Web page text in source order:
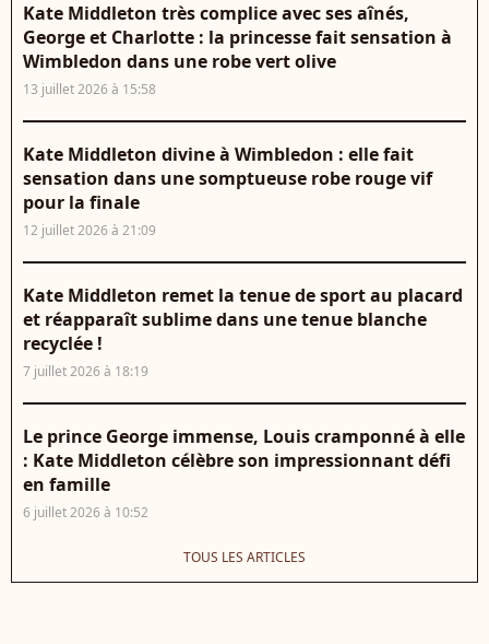
Kate Middleton très complice avec ses aînés,
George et Charlotte : la princesse fait sensation à
Wimbledon dans une robe vert olive
13 juillet 2026 à 15:58
Kate Middleton divine à Wimbledon : elle fait
sensation dans une somptueuse robe rouge vif
pour la finale
12 juillet 2026 à 21:09
Kate Middleton remet la tenue de sport au placard
et réapparaît sublime dans une tenue blanche
recyclée !
7 juillet 2026 à 18:19
Le prince George immense, Louis cramponné à elle
: Kate Middleton célèbre son impressionnant défi
en famille
6 juillet 2026 à 10:52
TOUS LES ARTICLES